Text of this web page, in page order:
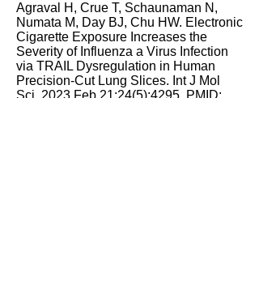
Agraval H, Crue T, Schaunaman N,
Numata M, Day BJ, Chu HW. Electronic
Cigarette Exposure Increases the
Severity of Influenza a Virus Infection
via TRAIL Dysregulation in Human
Precision-Cut Lung Slices. Int J Mol
Sci. 2023 Feb 21;24(5):4295. PMID: